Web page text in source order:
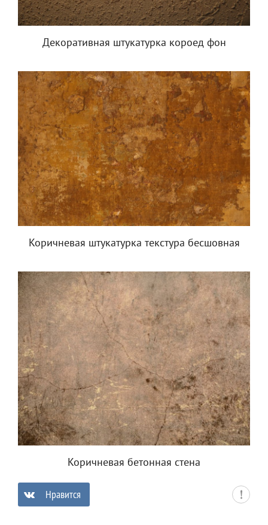
Декоративная штукатурка короед фон
Коричневая штукатурка текстура бесшовная
Коричневая бетонная стена
Нравится